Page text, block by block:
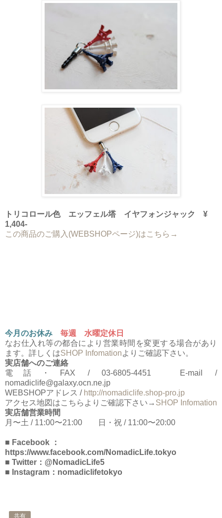
トリコロール色 エッフェル塔 イヤフォンジャック ¥
1,404-
この商品のご購入(WEBSHOPページ)はこちら→
今月のお休み
毎週 水曜定休日
なお仕入れ等の都合により営業時間を変更する場合があり
ます。詳しくはSHOP Infomationよりご確認下さい。
実店舗へのご連絡
電話・FAX / 03-6805-4451 E-mail /
nomadiclife@galaxy.ocn.ne.jp
WEBSHOPアドレス / http://nomadiclife.shop-pro.jp
アクセス地図はこちらよりご確認下さい→ SHOP Infomation
実店舗営業時間
月〜土 / 11:00〜21:00 日・祝 / 11:00〜20:00
■ Facebook ：
https://www.facebook.com/NomadicLife.tokyo
■ Twitter：@NomadicLife5
■ Instagram：nomadiclifetokyo
共有